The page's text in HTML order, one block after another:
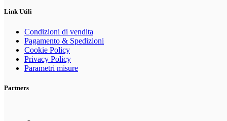
opzioni
possono
essere
scelte
nella
pagina
Link Utili
Condizioni di vendita
Pagamento & Spedizioni
Cookie Policy
Privacy Policy
Parametri misure
Partners